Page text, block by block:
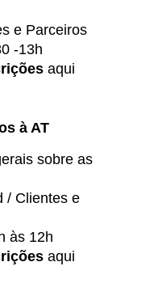
e Parceiros
-13h
aqui
à AT
sobre as
/ Clientes e
às 12h
aqui